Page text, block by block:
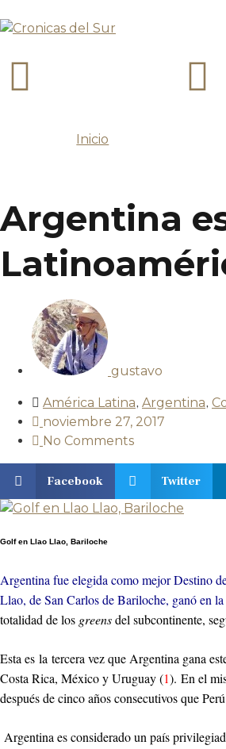
Inicio
Argentina
gustavo
América Latina, Argentina,
noviembre 27, 2017
No Comments
Facebook Twitter
Golf en Llao Llao, Bariloche
Argentina fue elegida como mejor Destino
Llao, de San Carlos de Bariloche, ganó en
totalidad de los greensdel subcontinente,
Esta es la tercera vez que Argentina gana
Costa Rica, México y Uruguay (1). En el
después de cinco años consecutivos que
Argentina es considerado un país